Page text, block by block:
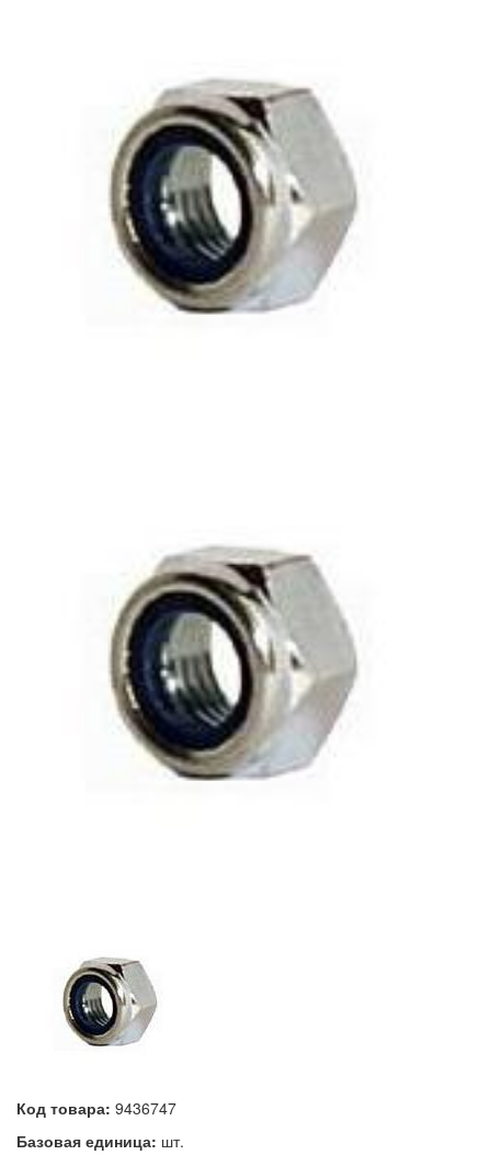
Код товара: 9436747
Базовая единица: шт.